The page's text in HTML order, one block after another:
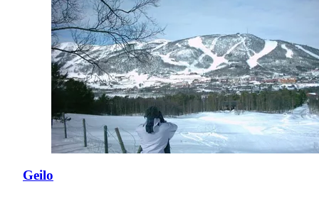
Geilo